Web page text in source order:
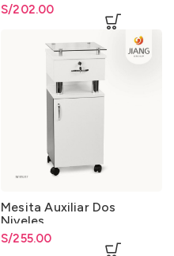
S/202.00
Mesita Auxiliar Dos
Niveles
S/255.00